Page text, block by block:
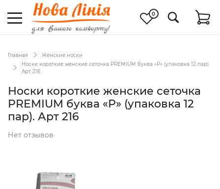
0
Главная
Женские носки
Носки короткие женские сеточка PREMIUM буква «Р» (упаковка 12 пар).
Арт 216
Носки короткие женские сеточка
PREMIUM буква «Р» (упаковка 12
пар). Арт 216
Нет отзывов